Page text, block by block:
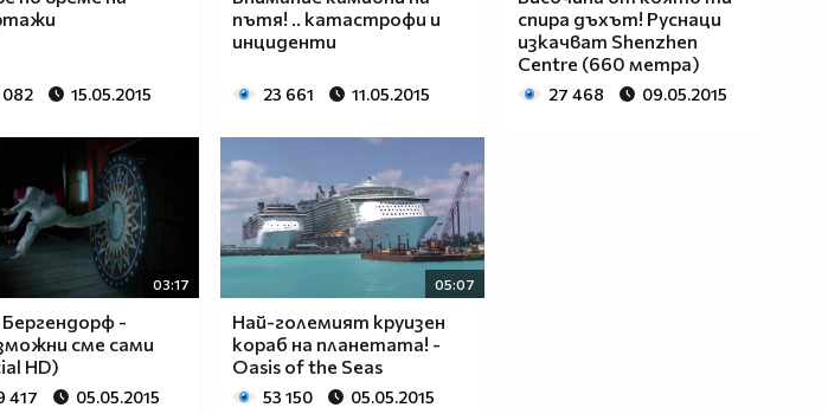
15.05.2015
пътя! .. катастрофи и
инциденти
23 661 11.05.2015
спира дъхът! Руснаци
изкачват Shenzhen
Centre (660 метра)
27 468 09.05.2015
03:17
-
сме сами
HD)
417 05.05.2015
05:07
Най-големият круизен
кораб на планетата! -
Oasis of the Seas
53 150 05.05.2015